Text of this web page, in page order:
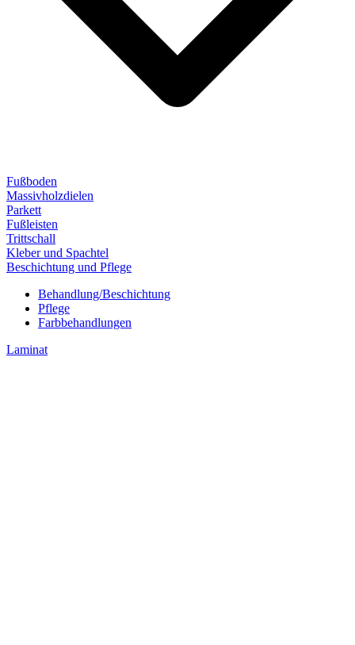
Fußboden
Massivholzdielen
Parkett
Fußleisten
Trittschall
Kleber und Spachtel
Beschichtung und Pflege
Behandlung/Beschichtung
Pflege
Farbbehandlungen
Laminat